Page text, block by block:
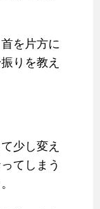
を片方に
りを教え
少し変え
てしまう